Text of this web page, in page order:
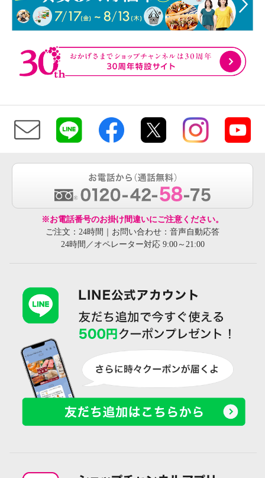
※お電話番号のお掛け間違いにご注意ください。
ご注文：24時間｜お問い合わせ：音声自動応答
24時間／オペレーター対応 9:00～21:00